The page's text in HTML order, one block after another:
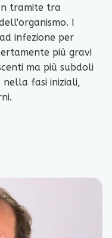
tramite tra
I
infezione per
più gravi
ma più subdoli
nella fasi iniziali,